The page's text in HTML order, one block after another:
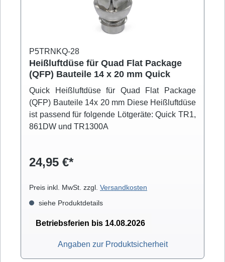
P5TRNKQ-28
Heißluftdüse für Quad Flat Package
(QFP) Bauteile 14 x 20 mm Quick
Quick Heißluftdüse für Quad Flat Package
(QFP) Bauteile 14x 20 mm Diese Heißluftdüse
ist passend für folgende Lötgeräte: Quick TR1,
861DW und TR1300A
24,95 €*
Preis inkl. MwSt. zzgl. Versandkosten
siehe Produktdetails
Betriebsferien bis 14.08.2026
Angaben zur Produktsicherheit